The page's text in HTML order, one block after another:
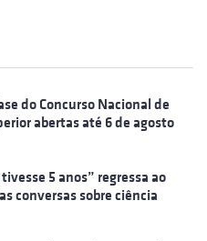
do Concurso Nacional de
abertas até 6 de agosto
5 anos” regressa ao
conversas sobre ciência